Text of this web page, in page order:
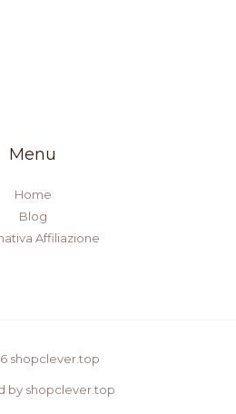
Menu
Home
Blog
Affiliazione
shopclever.top
by shopclever.top